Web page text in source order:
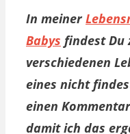
In meiner
Babys findest Du
verschiedenen
eines nicht
einen
damit ich das